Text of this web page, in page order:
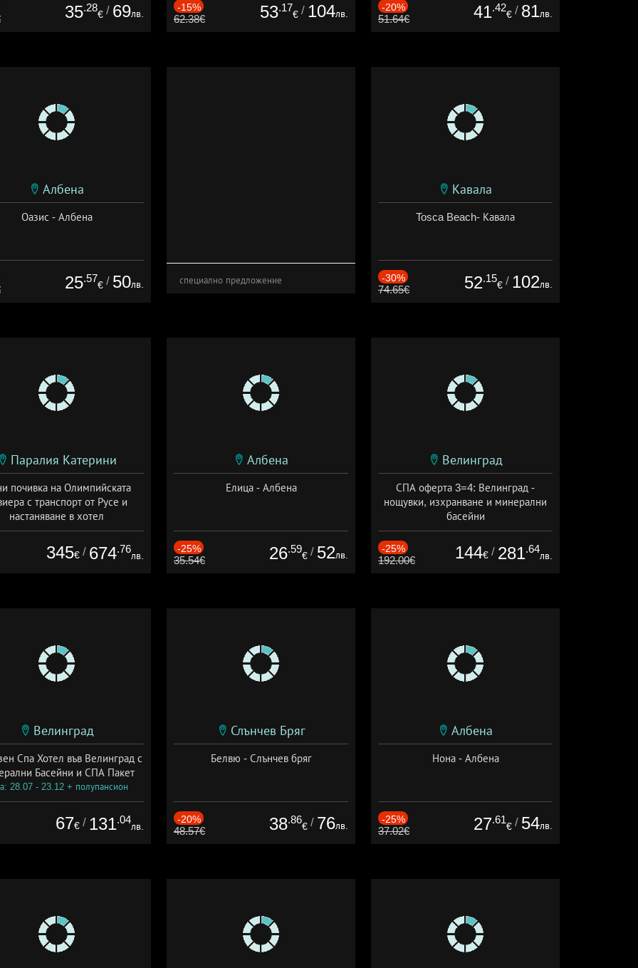
35.28
€ / 69лв.
-15%
62.38€ 53.17
€ / 104лв.
-20%
51.64€ 41.42
€ / 81лв.
Албена
Оазис - Албена
25.57
€ / 50лв. специално предложение
Кавала
Tosca Beach- Кавала
-30%
74.65€ 52.15
€ / 102лв.
Паралия Катерини
почивка на Олимпийската
с транспорт от Русе и
настаняване в хотел
18.09 - 23.09 + закуска
345€ / 674.76
лв.
Албена
Елица - Албена
-25%
35.54€ 26.59
€ / 52лв.
Велинград
СПА оферта 3=4: Велинград -
нощувки, изхранване и минерални
басейни
Дата: 01.07 - 30.09 + полупансион
-25%
192.00€ 144€ / 281.64
лв.
Велинград
Спа Хотел във Велинград с
Басейни и СПА Пакет
28.07 - 23.12 + полупансион
67€ / 131.04
лв.
Слънчев Бряг
Белвю - Слънчев бряг
-20%
48.57€ 38.86
€ / 76лв.
Албена
Нона - Албена
-25%
37.02€ 27.61
€ / 54лв.